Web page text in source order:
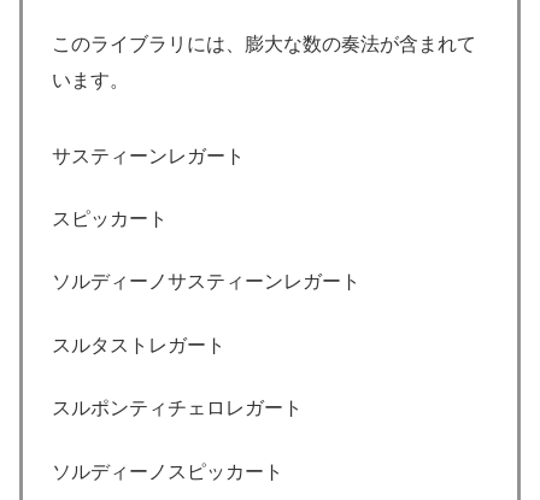
このライブラリには、膨大な数の奏法が含まれて
います。
サスティーンレガート
スピッカート
ソルディーノサスティーンレガート
スルタストレガート
スルポンティチェロレガート
ソルディーノスピッカート